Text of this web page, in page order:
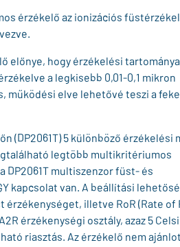
érzékelő az ionizációs
előnye, hogy érzékelési
a legkisebb 0,01-0,1 mikron
működési elve lehetővé teszi a
(DP2061T) 5 különböző érzékelési
legtöbb multikritériumos
DP2061T multiszenzor füst- és
kapcsolat van. A beállítási
illetve RoR (Rate of
érzékenységi osztály, azaz 5
riasztás. Az érzékelő nem